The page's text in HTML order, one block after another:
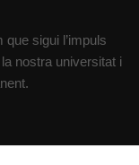
sigui l’impuls
nostra universitat i